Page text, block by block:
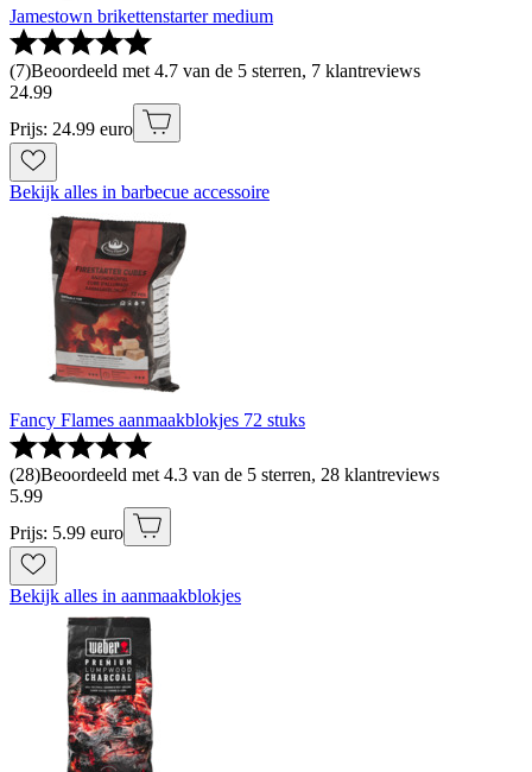
Jamestown brikettenstarter medium
(7)Beoordeeld met 4.7 van de 5 sterren, 7 klantreviews
24.99
Prijs: 24.99 euro
Bekijk alles in barbecue accessoire
Fancy Flames aanmaakblokjes 72 stuks
(28)Beoordeeld met 4.3 van de 5 sterren, 28 klantreviews
5.99
Prijs: 5.99 euro
Bekijk alles in aanmaakblokjes